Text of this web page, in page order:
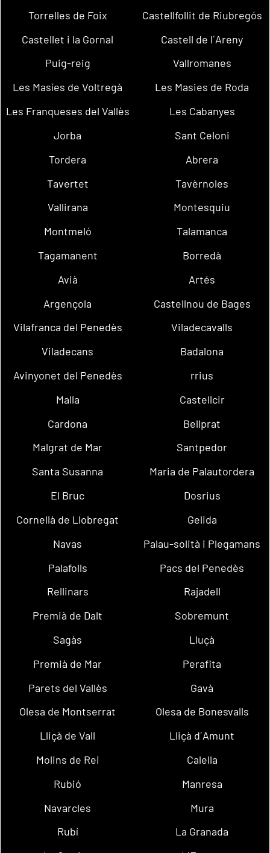
Torrelles de Foix
Castellfollit de Riubregós
Castellet i la Gornal
Castell de l´Areny
Puig-reig
Vallromanes
Les Masíes de Voltregà
Les Masies de Roda
Les Franqueses del Vallès
Les Cabanyes
Jorba
Sant Celoni
Tordera
Abrera
Tavertet
Tavèrnoles
Vallirana
Montesquiu
Montmeló
Talamanca
Tagamanent
Borredà
Avià
Artés
Argençola
Castellnou de Bages
Vilafranca del Penedès
Viladecavalls
Viladecans
Badalona
Avinyonet del Penedès
rrius
Malla
Castellcir
Cardona
Bellprat
Malgrat de Mar
Santpedor
Santa Susanna
Maria de Palautordera
El Bruc
Dosrius
Cornellà de Llobregat
Gelida
Navas
Palau-solità i Plegamans
Palafolls
Pacs del Penedès
Rellinars
Rajadell
Premià de Dalt
Sobremunt
Sagàs
Lluçà
Premià de Mar
Perafita
Parets del Vallès
Gavà
Olesa de Montserrat
Olesa de Bonesvalls
Lliçà de Vall
Lliçà d´Amunt
Molins de Rei
Calella
Rubió
Manresa
Navarcles
Mura
Rubí
La Granada